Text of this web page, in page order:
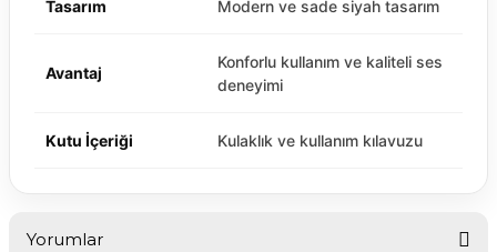
Tasarım Modern ve sade siyah tasarım
Avantaj
Konforlu kullanım ve kaliteli ses
deneyimi
Kutu İçeriği Kulaklık ve kullanım kılavuzu
Yorumlar